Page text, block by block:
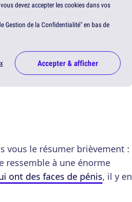
devez accepter les cookies dans vos
Gestion de la Confidentialité" en bas de
Accepter & afficher
vous le résumer brièvement :
ressemble à une énorme
ont des faces de pénis, il y en